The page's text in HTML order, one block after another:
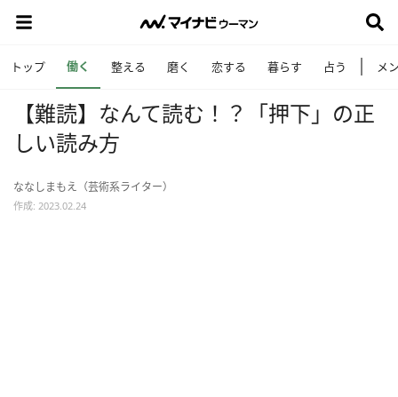
トップ 働く 整える 磨く 恋する 暮らす 占う メ
【難読】なんて読む！？「押下」の正
しい読み方
ななしまもえ（芸術系ライター）
作成: 2023.02.24